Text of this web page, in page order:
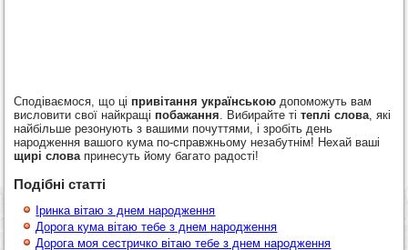
Сподіваємося, що ці привітання українською допоможуть вам
висловити свої найкращі побажання. Вибирайте тітеплі слова, які
найбільше резонують з вашими почуттями, і зробіть день
народження вашого кума по-справжньому незабутнім! Нехай ваші
щирі словапринесуть йому багато радості!
Подібні статті
Іринка вітаю з днем народження
Дорога кума вітаю тебе з днем народження
Дорога моя сестричко вітаю тебе з днем народження